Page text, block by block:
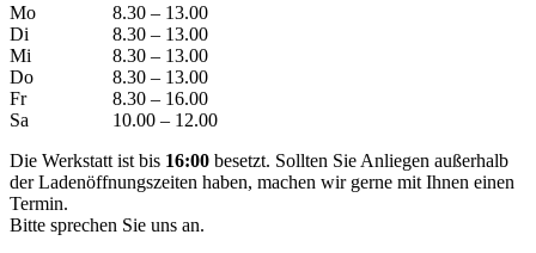
Mo
8.30 – 13.00
Di
8.30 – 13.00
Mi
8.30 – 13.00
Do
8.30 – 13.00
Fr
8.30 – 16.00
Sa
10.00 – 12.00
Die Werkstatt ist bis 16:00 besetzt. Sollten Sie Anliegen außerhalb
der Ladenöffnungszeiten haben, machen wir gerne mit Ihnen einen
Termin.
Bitte sprechen Sie uns an.